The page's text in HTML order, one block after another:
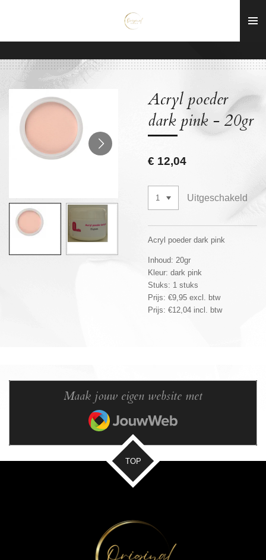
hoofdinhoud
Acryl poeder
dark pink - 20gr
€ 12,04
Uitgeschakeld
Acryl poeder dark pink
Inhoud: 20gr
Kleur: dark pink
Stuks: 1 stuks
Prijs: €9,95 excl. btw
Prijs: €12,04 incl. btw
Maak jouw eigen website met
JouwWeb
TOP